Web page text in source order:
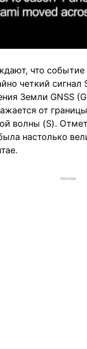
что
четкий сигнал
Земли GNSS
от
волны (S).
настолько
РЕКЛАМА